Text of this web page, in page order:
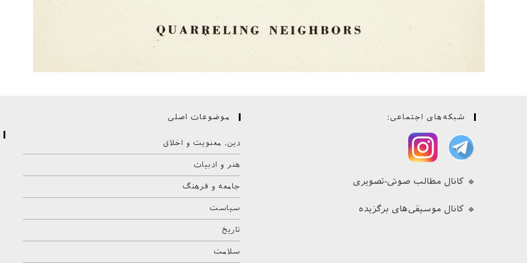
شبکه‌های اجتماعی:
🔹 کانال مطالب صوتی-تصویری
🔹 کانال موسیقی‌های برگزیده
موضوعات اصلی
دین، معنویت و اخلاق
هنر و ادبیات
جامعه و فرهنگ
سیاست
تاریخ
سلامت